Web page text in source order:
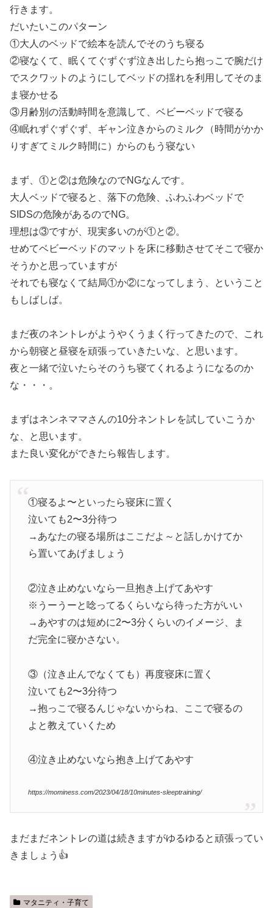
行きます。
だいたいこのパターン
①大人のベッドで絵本を読んでそのうち寝る
②寝なくて、眠くてぐずぐず泣き出したら抱っこで腕だけ
でスクワットのようにしてベッドの揺れを利用してそのま
ま寝かせる
③月齢別の活動時間を意識して、ベビーベッドで寝る
④眠れずぐずぐず、ギャン泣きからのミルク（時間がかか
りすぎてミルク時間に）からのもう寝ない
まず、①と②は危険なのでNGなんです。
大人ベッドで寝ると、落下の危険、ふわふわベッドで
SIDSの危険があるのでNG。
理想は③ですが、現実多いのが①と②。
せめてベビーベッドのマットを床に移動させてそこで寝か
そうかと思っていますが
それでも寝なくて結局①か②になってしまう、ということ
もしばしば。
まだ夜のネントレがようやくうまく行ってきたので、これ
から朝寝と昼寝を頑張っていきたいな、と思います。
夜と一緒で泣いたらそのうち寝てくれるようになるのか
な・・・。
まずはネンネママさんの10分ネントレを試していこうか
な、と思います。
また良い変化ができたら報告します。
①寝るよ〜といったら寝床に置く
泣いても2〜3分待つ
→あなたの寝る場所はここだよ～と話しかけてか
ら置いてあげましょう
②泣き止めないなら一旦抱き上げてあやす
※うーうーと唸ってるくらいなら待った方がいい
→あやすのは短めに2〜3分くらいのイメージ、ま
だ完全に寝かさない。
③（泣き止んでなくても）再度寝床に置く
泣いても2〜3分待つ
→抱っこで寝るんじゃないからね、ここで寝るの
よと教えていくため
④泣き止めないなら抱き上げてあやす
https://mominess.com/2023/04/18/10minutes-sleeptraining/
まだまだネントレの道は続きますがゆるゆると頑張ってい
きましょう👍
マタニティ・子育て